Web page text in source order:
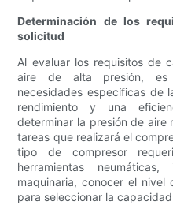
Determinación de los
solicitud
Al evaluar los requisitos de
aire de alta presión, es
necesidades específicas de
rendimiento y una
determinar la presión de aire
tareas que realizará el
tipo de compresor
herramientas
maquinaria, conocer el nivel
para seleccionar la